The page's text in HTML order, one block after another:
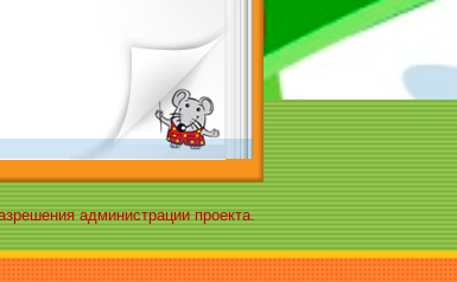
администрации проекта.